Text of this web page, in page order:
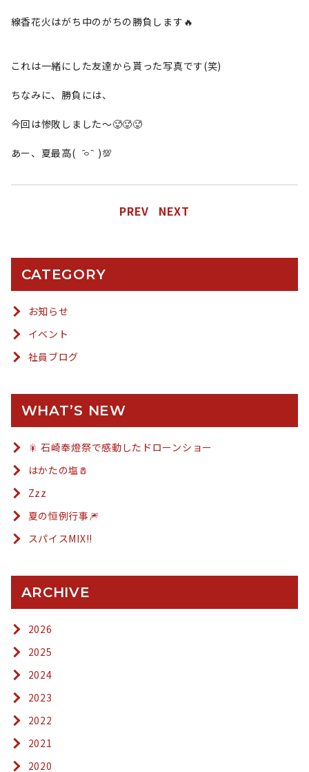
線香花火はがち中のがちの勝負します🔥
これは一緒にした友達から貰った写真です(笑)
ちなみに、勝負には、
今回は惨敗しました〜🥵🥵🥵
あー、夏最高( ᷇࿁ ᷆ )💯
PREV NEXT
CATEGORY
お知らせ
イベント
社員ブログ
WHAT’S NEW
🎇 石崎奉燈祭で感動したドローンショー
はかたの塩🧂
Zzz
夏の恒例行事🎆
スパイスMIX!!
ARCHIVE
2026
2025
2024
2023
2022
2021
2020